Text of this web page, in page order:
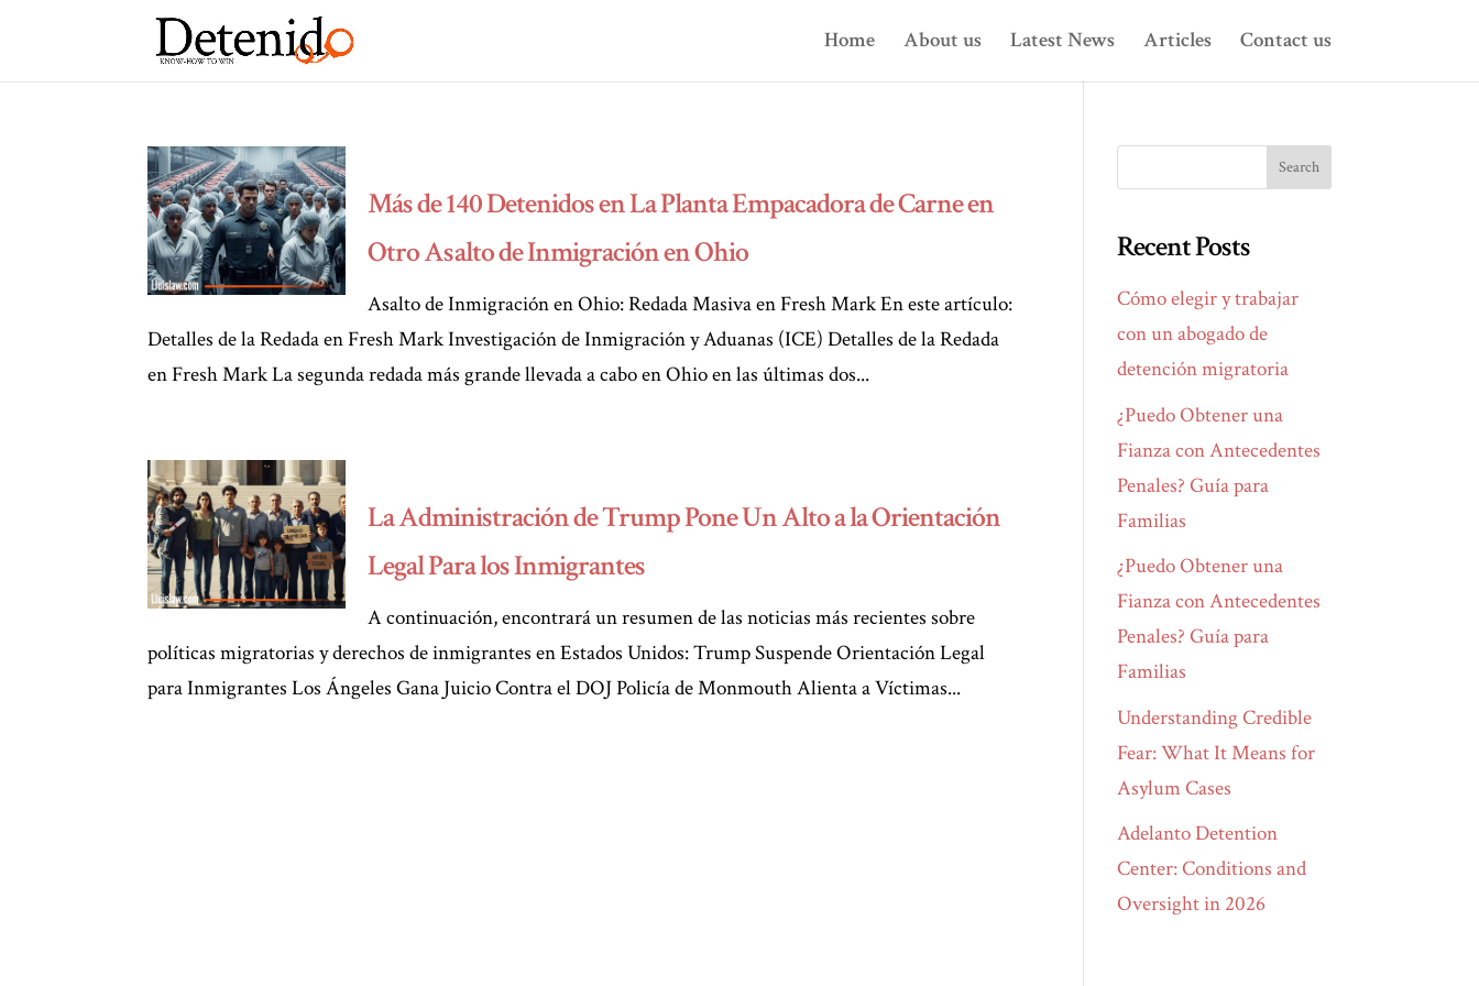
Home About us Latest News Articles Contact us
Más de 140 Detenidos en La Planta Empacadora de Carne en
Otro Asalto de Inmigración en Ohio
Asalto de Inmigración en Ohio: Redada Masiva en Fresh Mark En este artículo:
Detalles de la Redada en Fresh Mark Investigación de Inmigración y Aduanas (ICE) Detalles de la Redada
en Fresh Mark La segunda redada más grande llevada a cabo en Ohio en las últimas dos...
La Administración de Trump Pone Un Alto a la Orientación
Legal Para los Inmigrantes
A continuación, encontrará un resumen de las noticias más recientes sobre
políticas migratorias y derechos de inmigrantes en Estados Unidos: Trump Suspende Orientación Legal
para Inmigrantes Los Ángeles Gana Juicio Contra el DOJ Policía de Monmouth Alienta a Víctimas...
Recent Posts
Cómo elegir y trabajar
con un abogado de
detención migratoria
¿Puedo Obtener una
Fianza con Antecedentes
Penales? Guía para
Familias
¿Puedo Obtener una
Fianza con Antecedentes
Penales? Guía para
Familias
Understanding Credible
Fear: What It Means for
Asylum Cases
Adelanto Detention
Center: Conditions and
Oversight in 2026